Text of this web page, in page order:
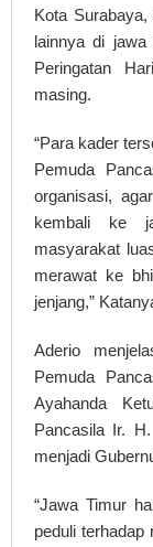
Kota
lainnya di
Peringatan
masing.
“Para kader
Pemuda
organisasi,
kembali ke
masyarakat
merawat ke
jenjang,”
Aderio
Pemuda
Ayahanda
Pancasila Ir.
menjadi
“Jawa Timur
peduli terhadap